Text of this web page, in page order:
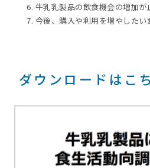
6. 牛乳乳製品の飲食機会の増加が
7. 今後、購入や利用を増やしたい
ダウンロードはこ